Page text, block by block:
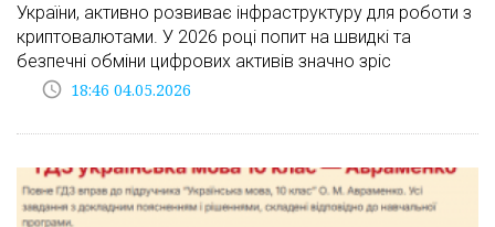
України, активно розвиває інфраструктуру для роботи з
криптовалютами. У 2026 році попит на швидкі та
безпечні обміни цифрових активів значно зріс
access_time 18:46 04.05.2026